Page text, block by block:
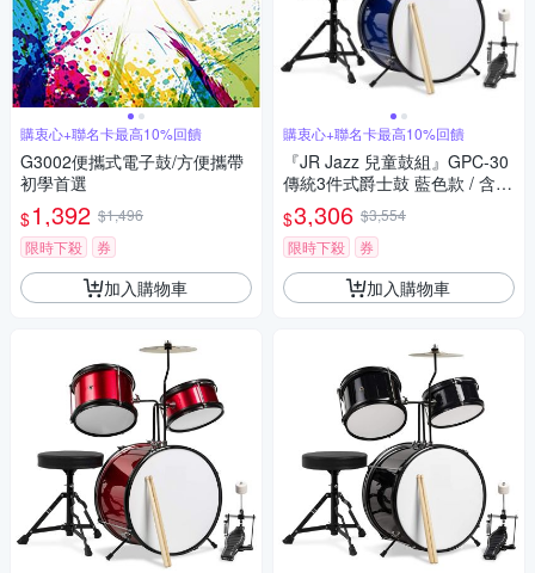
購衷心+聯名卡最高10%回饋
G3002便攜式電子鼓/方便攜帶
初學首選
$1,392 $1,496
限時下殺
券
加入購物車
購衷心+聯名卡最高10%回饋
『JR Jazz 兒童鼓組』GPC-30
傳統3件式爵士鼓 藍色款 / 含鼓
椅、鼓棒、踏板 / 公司貨
$3,306 $3,554
限時下殺
券
加入購物車